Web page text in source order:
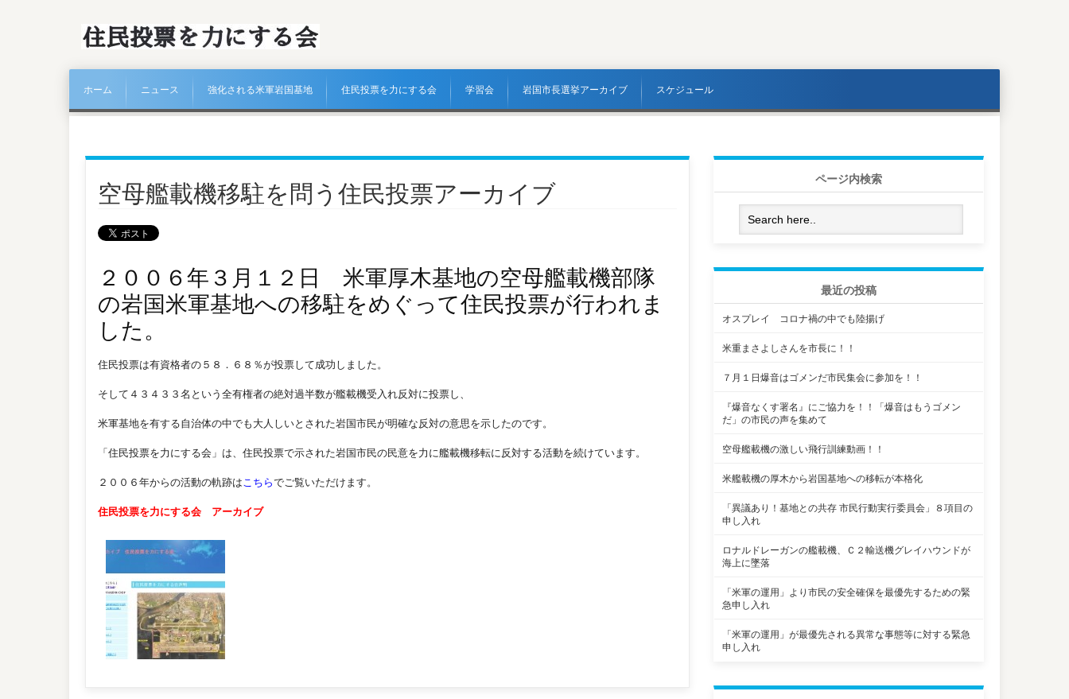
ホーム ニュース 強化される米軍岩国基地 住民投票を力にする会 学習会 岩国市長選挙アーカイブ スケジュール
空母艦載機移駐を問う住民投票アーカイブ
２００６年３月１２日 米軍厚木基地の空母艦載機部隊
の岩国米軍基地への移駐をめぐって住民投票が行われま
した。
住民投票は有資格者の５８．６８％が投票して成功しました。
そして４３４３３名という全有権者の絶対過半数が艦載機受入れ反対に投票し、
米軍基地を有する自治体の中でも大人しいとされた岩国市民が明確な反対の意思を示したのです。
「住民投票を力にする会」は、住民投票で示された岩国市民の民意を力に艦載機移転に反対する活動を続けています。
２００６年からの活動の軌跡はこちらでご覧いただけます。
住民投票を力にする会 アーカイブ
ページ内検索
最近の投稿
オスプレイ コロナ禍の中でも陸揚げ
米重まさよしさんを市長に！！
７月１日爆音はゴメンだ市民集会に参加を！！
『爆音なくす署名』にご協力を！！「爆音はもうゴメン
だ」の市民の声を集めて
空母艦載機の激しい飛行訓練動画！！
米艦載機の厚木から岩国基地への移転が本格化
「異議あり！基地との共存 市民行動実行委員会」８項目の
申し入れ
ロナルドレーガンの艦載機、Ｃ２輸送機グレイハウンドが
海上に墜落
「米軍の運用」より市民の安全確保を最優先するための緊
急申し入れ
「米軍の運用」が最優先される異常な事態等に対する緊急
申し入れ